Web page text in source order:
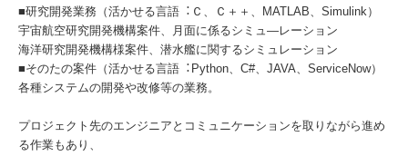
■研究開発業務（活かせる⾔語︓Ｃ、Ｃ＋＋、MATLAB、Simulink）
宇宙航空研究開発機構案件、月面に係るシミュ―レーション
海洋研究開発機構様案件、潜水艦に関するシミュレーション
■そのたの案件（活かせる⾔語︓Python、C#、JAVA、ServiceNow）
各種システムの開発や改修等の業務。
プロジェクト先のエンジニアとコミュニケーションを取りながら進め
る作業もあり、